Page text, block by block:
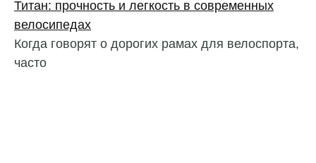
Титан: прочность и легкость в современных
велосипедах
Когда говорят о дорогих рамах для велоспорта,
часто